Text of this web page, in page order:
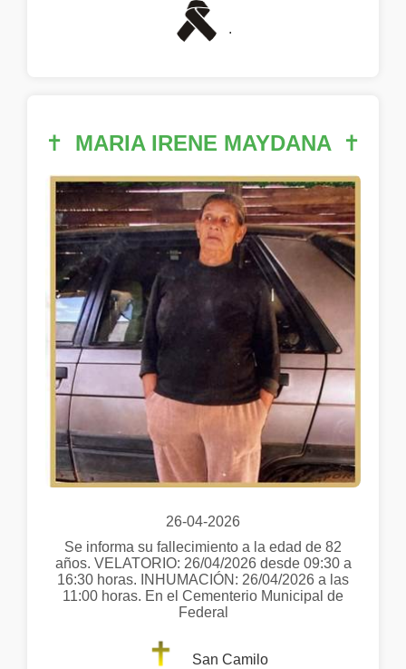
.
✝ MARIA IRENE MAYDANA ✝
26-04-2026
Se informa su fallecimiento a la edad de 82
años. VELATORIO: 26/04/2026 desde 09:30 a
16:30 horas. INHUMACIÓN: 26/04/2026 a las
11:00 horas. En el Cementerio Municipal de
Federal
San Camilo